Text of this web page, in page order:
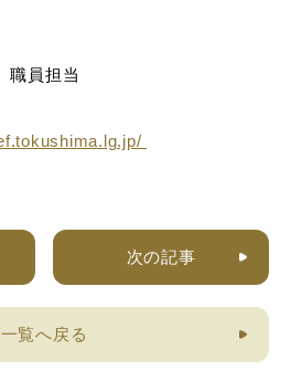
員担当
次の記事
一覧へ戻る